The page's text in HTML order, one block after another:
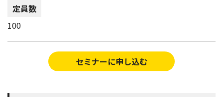
定員数
100
セミナーに申し込む